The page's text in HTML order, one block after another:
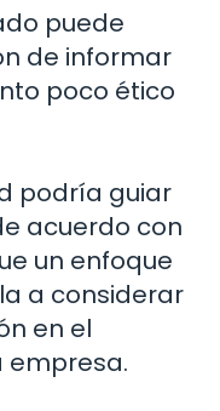
puede
de informar
poco ético
podría guiar
acuerdo con
un enfoque
a considerar
en el
empresa.